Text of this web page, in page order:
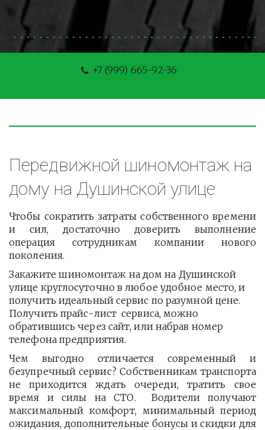
+7 (999) 665-92-36
Передвижной шиномонтаж на
дому на Душинской улице
Чтобы сократить затраты собственного времени
и сил, достаточно доверить выполнение
операция сотрудникам компании нового
поколения.
Закажите шиномонтаж на дом на Душинской
улице круглосуточно в любое удобное место, и
получить идеальный сервис по разумной цене.
Получить прайс-лист  сервиса, можно
обратившись через сайт, или набрав номер
телефона предприятия.
Чем выгодно отличается современный и
безупречный сервис? Собственникам транспорта
не приходится ждать очереди, тратить свое
время и силы на СТО. Водители получают
максимальный комфорт, минимальный период
ожидания, дополнительные бонусы и скидки для